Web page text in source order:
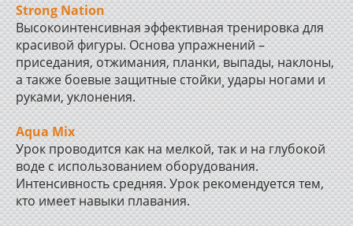
Strong Nation
Высокоинтенсивная эффективная тренировка для
красивой фигуры. Основа упражнений –
приседания, отжимания, планки, выпады, наклоны,
а также боевые защитные стойки¸ удары ногами и
руками, уклонения.
Aqua Mix
Урок проводится как на мелкой, так и на глубокой
воде с использованием оборудования.
Интенсивность средняя. Урок рекомендуется тем,
кто имеет навыки плавания.